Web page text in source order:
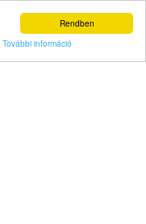
Rendben
További információ